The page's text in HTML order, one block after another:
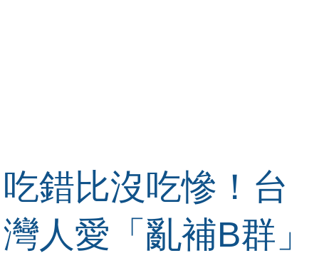
吃錯比沒吃慘！台
灣人愛「亂補B群」